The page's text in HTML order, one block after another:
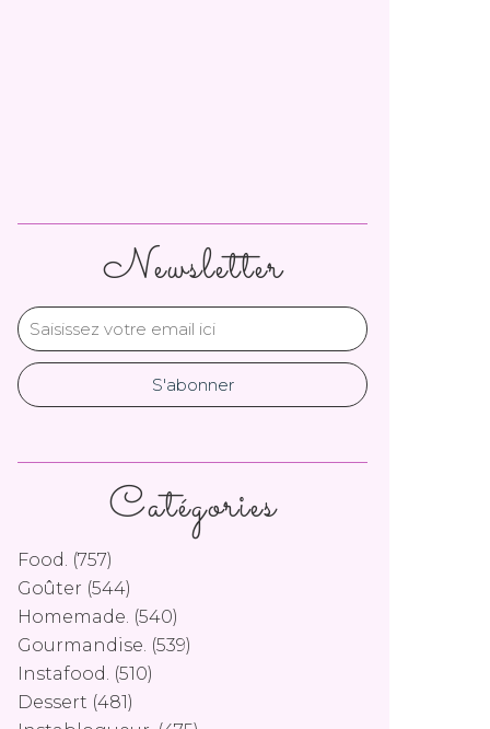
Newsletter
Catégories
Food. (757)
Goûter (544)
Homemade. (540)
Gourmandise. (539)
Instafood. (510)
Dessert (481)